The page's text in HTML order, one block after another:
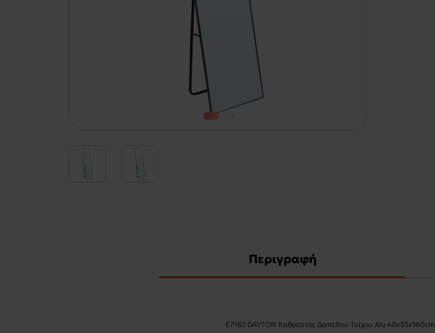
Περιγραφή
Ε7182 DAYTON Καθρέπτης Δαπέδου-Τοίχου Alu 40x33x160cm